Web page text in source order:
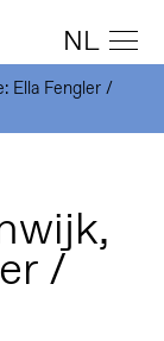
NL
Ella Fengler /
/